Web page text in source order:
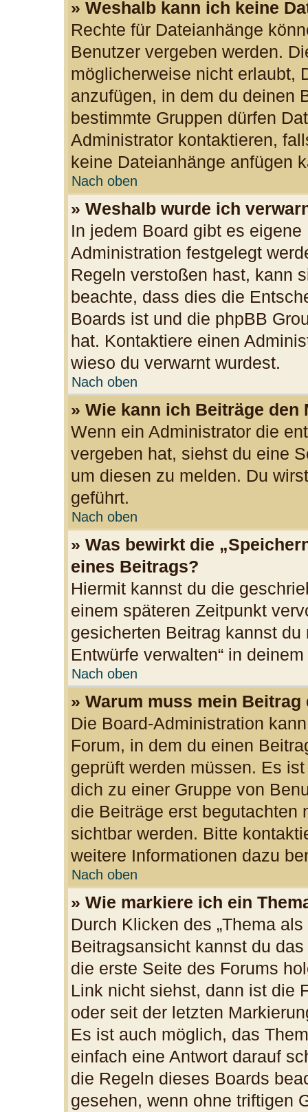
» Weshalb kann ich keine
Rechte für Dateianhänge
Benutzer vergeben werden.
möglicherweise nicht erlaubt,
anzufügen, in dem du deinen
bestimmte Gruppen dürfen
Administrator kontaktieren,
keine Dateianhänge anfügen
Nach oben
» Weshalb wurde ich
In jedem Board gibt es
Administration festgelegt
Regeln verstoßen hast, kann
beachte, dass dies die
Boards ist und die phpBB
hat. Kontaktiere einen
wieso du verwarnt wurdest.
Nach oben
» Wie kann ich Beiträge den
Wenn ein Administrator die
vergeben hat, siehst du eine
um diesen zu melden. Du
geführt.
Nach oben
» Was bewirkt die
eines Beitrags?
Hiermit kannst du die
einem späteren Zeitpunkt
gesicherten Beitrag kannst du
Entwürfe verwalten“ in
Nach oben
» Warum muss mein
Die Board-Administration
Forum, in dem du einen
geprüft werden müssen. Es
dich zu einer Gruppe von
die Beiträge erst begutachten
sichtbar werden. Bitte
weitere Informationen dazu
Nach oben
» Wie markiere ich ein
Durch Klicken des „Thema
Beitragsansicht kannst du
die erste Seite des Forums
Link nicht siehst, dann ist die
oder seit der letzten
Es ist auch möglich, das
einfach eine Antwort darauf
die Regeln dieses Boards
gesehen, wenn ohne triftigen